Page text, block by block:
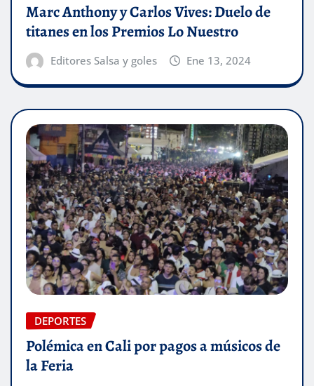
Marc Anthony y Carlos Vives: Duelo de
titanes en los Premios Lo Nuestro
Editores Salsa y goles Ene 13, 2024
DEPORTES
Polémica en Cali por pagos a músicos de
la Feria